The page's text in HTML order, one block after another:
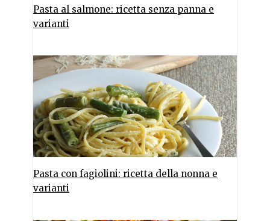
Pasta al salmone: ricetta senza panna e
varianti
Pasta con fagiolini: ricetta della nonna e
varianti